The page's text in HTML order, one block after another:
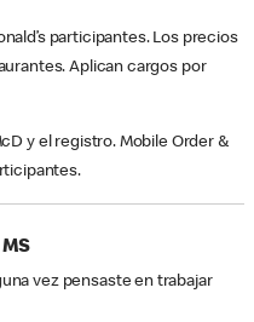
participantes. Los precios
Aplican cargos por
y el registro. Mobile Order &
vez pensaste en trabajar